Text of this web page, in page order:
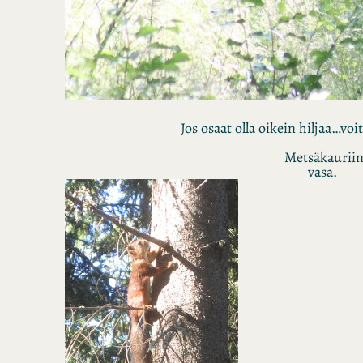
Jos osaat olla oikein
Metsäkauriin
vasa.